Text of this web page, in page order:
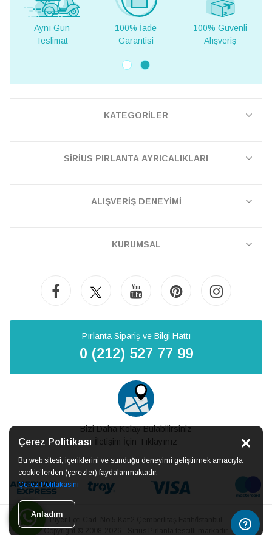
Çerez Politikası
Bu web sitesi, içeriklerini ve sunduğu deneyimi geliştirmek amacıyla
cookie’lerden (çerezler) faydalanmaktadır.
Çerez Politakasını
Anladım
100% İade
Garantisi
100% Güvenli
Alışveriş
Yurt Dışına
Teslimat
KATEGORİLER
SİRİUS PIRLANTA AYRICALIKLARI
ALIŞVERİŞ DENEYİMİ
KURUMSAL
Pırlanta Sipariş ve Bilgi Hattı
0 (212) 527 77 99
Bizi Daha Kolay Bulabilirsiniz
İletişim İçin Tıklayınız